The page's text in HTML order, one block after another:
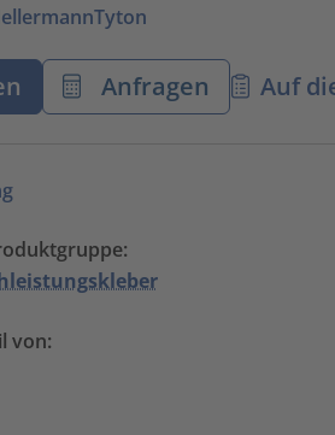
Anfragen Auf
von: